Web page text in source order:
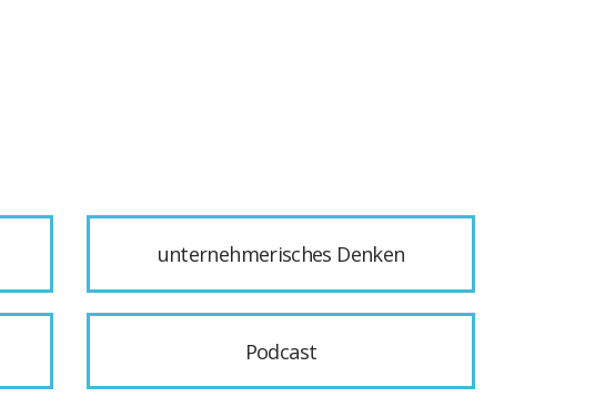
unternehmerisches Denken
Podcast